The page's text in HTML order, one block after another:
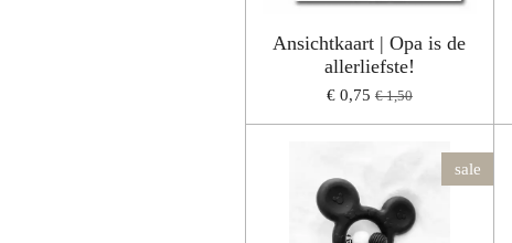
Ansichtkaart | Opa is de
allerliefste!
€ 0,75 € 1,50
sale